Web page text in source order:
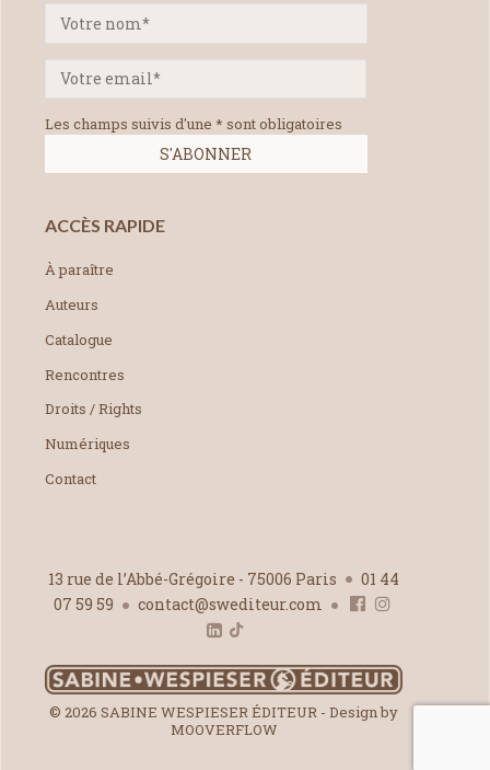
Les champs suivis d'une * sont obligatoires
ACCÈS RAPIDE
À paraître
Auteurs
Catalogue
Rencontres
Droits / Rights
Numériques
Contact
13 rue de l’Abbé-Grégoire - 75006 Paris
01 44
07 59 59
contact@swediteur.com
© 2026 SABINE WESPIESER ÉDITEUR - Design by
MOOVERFLOW